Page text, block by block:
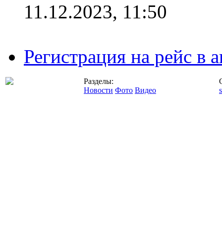
11.12.2023, 11:50
Регистрация на рейс в
Разделы:
Новости Фото Видео